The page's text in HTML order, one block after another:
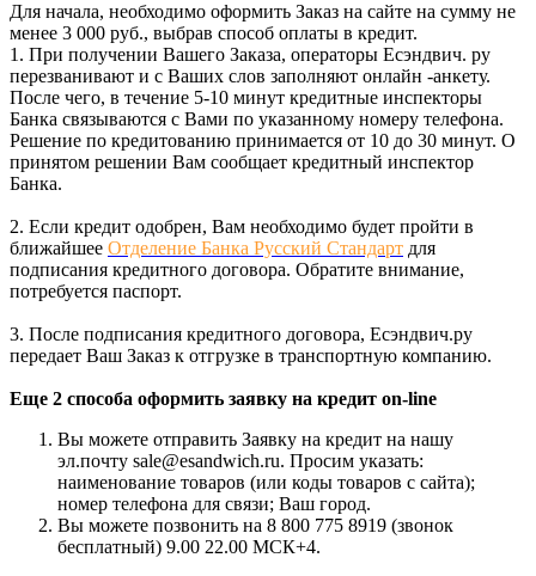
Для начала, необходимо оформить Заказ на сайте на сумму не
менее 3 000 руб., выбрав способ оплаты в кредит.
1. При получении Вашего Заказа, операторы Есэндвич. ру
перезванивают и с Ваших слов заполняют онлайн -анкету.
После чего, в течение 5-10 минут кредитные инспекторы
Банка связываются с Вами по указанному номеру телефона.
Решение по кредитованию принимается от 10 до 30 минут. О
принятом решении Вам сообщает кредитный инспектор
Банка.
2. Если кредит одобрен, Вам необходимо будет пройти в
ближайшее Отделение Банка Русский Стандарт для
подписания кредитного договора. Обратите внимание,
потребуется паспорт.
3. После подписания кредитного договора, Есэндвич.ру
передает Ваш Заказ к отгрузке в транспортную компанию.
Еще 2 способа оформить заявку на кредит on-line
Вы можете отправить Заявку на кредит на нашу
эл.почту sale@esandwich.ru. Просим указать:
наименование товаров (или коды товаров с сайта);
номер телефона для связи; Ваш город.
Вы можете позвонить на 8 800 775 8919 (звонок
бесплатный) 9.00 22.00 МСК+4.